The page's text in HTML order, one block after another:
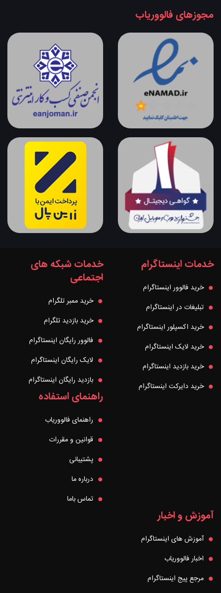
مجوزهای فالووریاب
خدمات اینستاگرام
خرید فالوور اینستاگرام
تبلیغات در اینستاگرام
خرید اکسپلور اینستاگرام
خرید لایک اینستاگرام
خرید بازدید اینستاگرام
خرید دایرکت اینستاگرام
خدمات شبکه های
اجتماعی
خرید ممبر تلگرام
خرید بازدید تلگرام
فالوور رایگان اینستاگرام
لایک رایگان اینستاگرام
بازدید رایگان اینستاگرام
راهنمای استفاده
راهنمای فالووریاب
قوانین و مقررات
پشتیبانی
درباره ما
تماس باما
آموزش و اخبار
آموزش های اینستاگرام
اخبار فالووریاب
مرجع پیج اینستاگرام